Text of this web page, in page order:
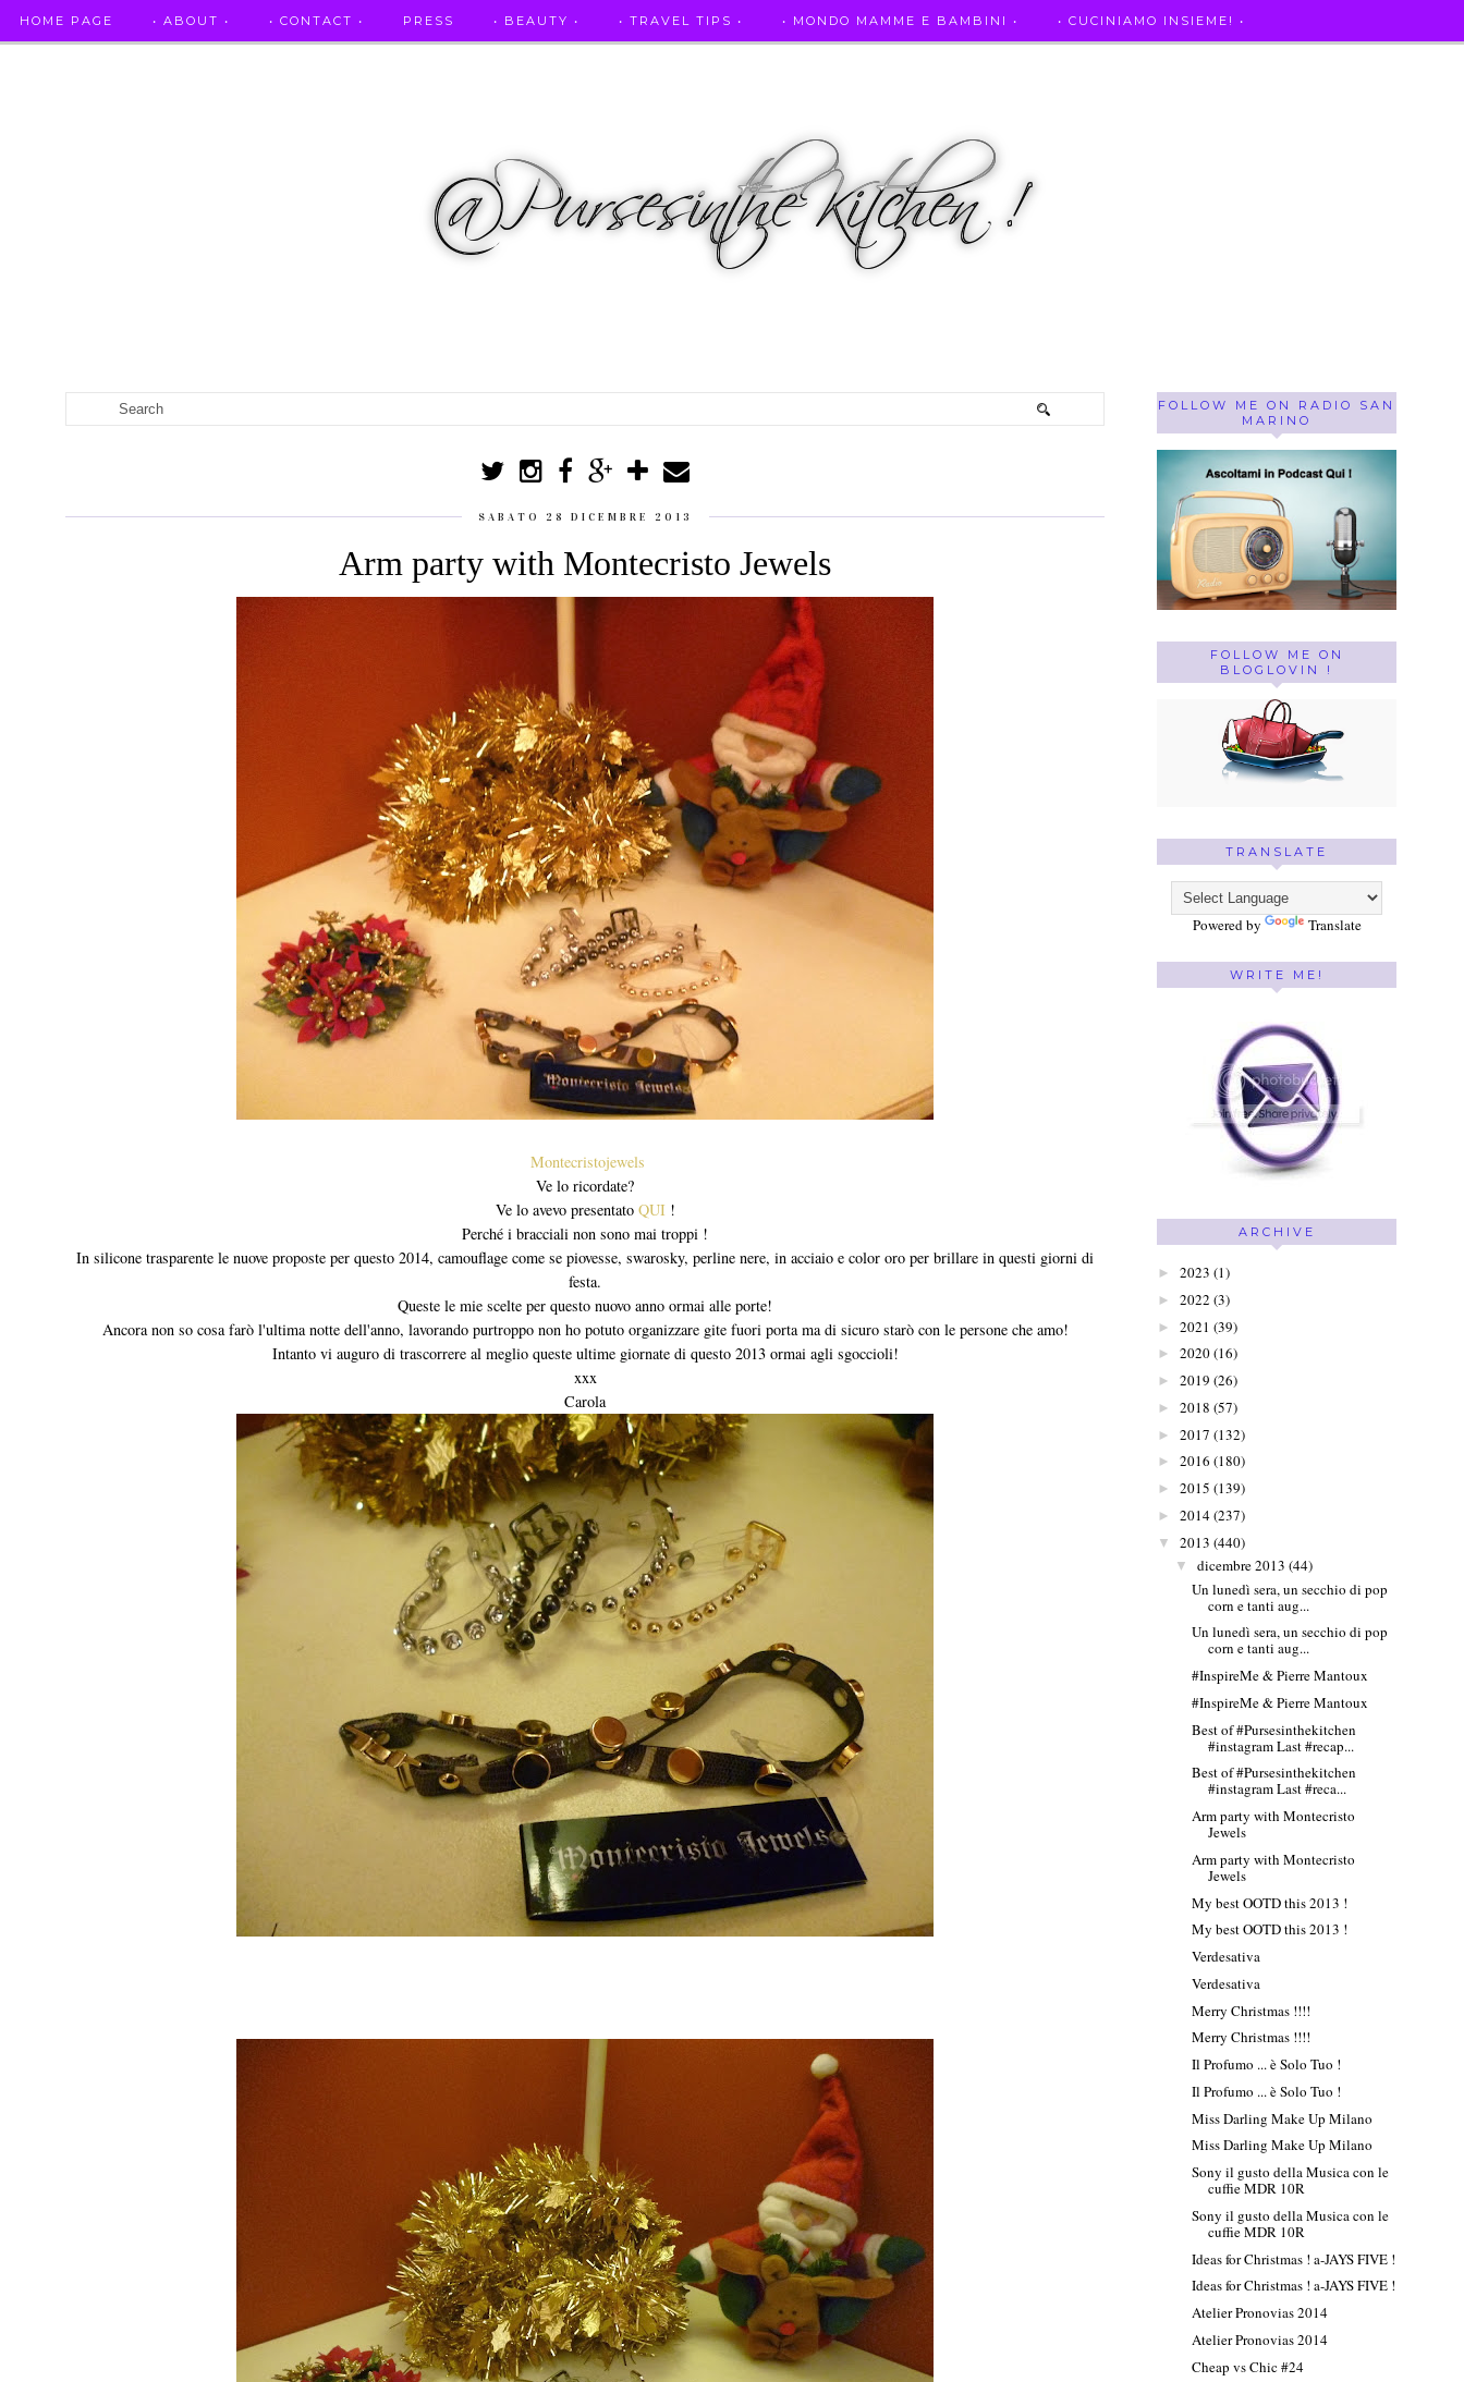
HOME PAGE • ABOUT • • CONTACT • PRESS • BEAUTY • • TRAVEL TIPS • • MONDO MAMME E BAMBINI • • CUCINIAMO INSIEME! •
SABATO 28 DICEMBRE 2013
Arm party with Montecristo Jewels
Montecristojewels
Ve lo ricordate?
Ve lo avevo presentato QUI!
Perché i bracciali non sono mai troppi !
In silicone trasparente le nuove proposte per questo 2014, camouflage come se piovesse, swarosky, perline nere, in acciaio e color oro per brillare in questi giorni di
festa.
Queste le mie scelte per questo nuovo anno ormai alle porte!
Ancora non so cosa farò l'ultima notte dell'anno, lavorando purtroppo non ho potuto organizzare gite fuori porta ma di sicuro starò con le persone che amo!
Intanto vi auguro di trascorrere al meglio queste ultime giornate di questo 2013 ormai agli sgoccioli!
xxx
Carola
FOLLOW ME ON RADIO SAN
MARINO
FOLLOW ME ON
BLOGLOVIN !
TRANSLATE
Powered by Translate
WRITE ME!
ARCHIVE
► 2023 (1)
► 2022 (3)
► 2021 (39)
► 2020(16)
► 2019 (26)
► 2018 (57)
► 2017 (132)
► 2016 (180)
► 2015 (139)
► 2014(237)
▼ 2013 (440)
▼ dicembre 2013 (44)
Un lunedì sera, un secchio di pop
corn e tanti aug...
Un lunedì sera, un secchio di pop
corn e tanti aug...
#InspireMe & Pierre Mantoux
#InspireMe & Pierre Mantoux
Best of #Pursesinthekitchen
#instagram Last #recap...
Best of #Pursesinthekitchen
#instagram Last #reca...
Arm party with Montecristo
Jewels
Arm party with Montecristo
Jewels
My best OOTD this 2013 !
My best OOTD this 2013 !
Verdesativa
Verdesativa
Merry Christmas !!!!
Merry Christmas !!!!
Il Profumo ... è Solo Tuo !
Il Profumo ... è Solo Tuo !
Miss Darling Make Up Milano
Miss Darling Make Up Milano
Sony il gusto della Musica con le
cuffie MDR 10R
Sony il gusto della Musica con le
cuffie MDR 10R
Ideas for Christmas ! a-JAYS FIVE !
Ideas for Christmas ! a-JAYS FIVE !
Atelier Pronovias 2014
Atelier Pronovias 2014
Cheap vs Chic #24